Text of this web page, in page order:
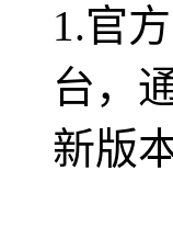
1.官
台，
新版